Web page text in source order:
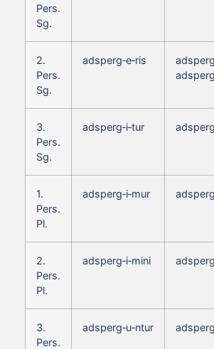
Pers.
Sg.
2.
Pers.
Sg.
adsperg‑e‑ris
3.
Pers.
Sg.
adsperg‑i‑tur
1.
Pers.
Pl.
adsperg‑i‑mur
2.
Pers.
Pl.
adsperg‑i‑mini
3.
Pers.
adsperg‑u‑ntur